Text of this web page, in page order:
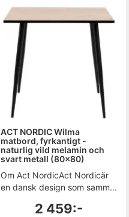
ACT NORDIC Wilma
matbord, fyrkantigt -
naturlig vild melamin och
svart metall (80x80)
Om Act NordicAct Nordicär
en dansk design som samm...
2 459:-